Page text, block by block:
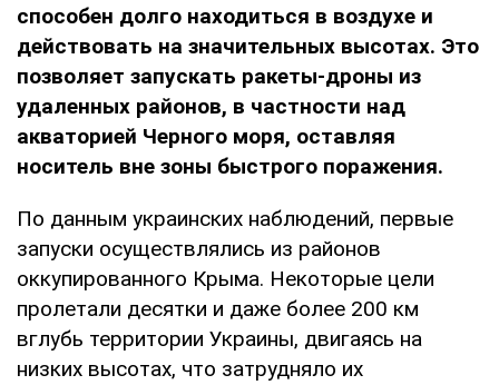
способен долго находиться в воздухе и
действовать на значительных высотах. Это
позволяет запускать ракеты-дроны из
удаленных районов, в частности над
акваторией Черного моря, оставляя
носитель вне зоны быстрого поражения.
По данным украинских наблюдений, первые
запуски осуществлялись из районов
оккупированного Крыма. Некоторые цели
пролетали десятки и даже более 200 км
вглубь территории Украины, двигаясь на
низких высотах, что затрудняло их